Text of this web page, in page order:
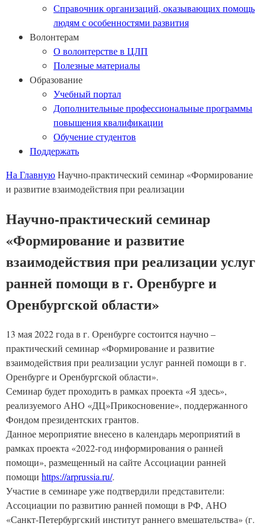
Справочник организаций, оказывающих помощь
людям с особенностями развития
Волонтерам
О волонтерстве в ЦЛП
Полезные материалы
Образование
Учебный портал
Дополнительные профессиональные программы
повышения квалификации
Обучение студентов
Поддержать
На ГлавнуюНаучно-практический семинар «Формирование
и развитие взаимодействия при реализации
Научно-практический семинар
«Формирование и развитие
взаимодействия при реализации услуг
ранней помощи в г. Оренбурге и
Оренбургской области»
13 мая 2022 года в г. Оренбурге состоится научно –
практический семинар «Формирование и развитие
взаимодействия при реализации услуг ранней помощи в г.
Оренбурге и Оренбургской области».
Семинар будет проходить в рамках проекта «Я здесь»,
реализуемого АНО «ДЦ»Прикосновение», поддержанного
Фондом президентских грантов.
Данное мероприятие внесено в календарь мероприятий в
рамках проекта «2022-год информирования о ранней
помощи», размещенный на сайте Ассоциации ранней
помощи https://arprussia.ru/.
Участие в семинаре уже подтвердили представители:
Ассоциации по развитию ранней помощи в РФ, АНО
«Санкт-Петербургский институт раннего вмешательства» (г.